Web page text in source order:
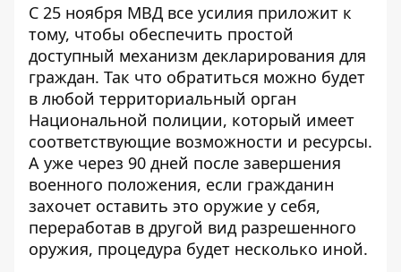
С 25 ноября МВД все усилия приложит к
тому, чтобы обеспечить простой
доступный механизм декларирования для
граждан. Так что обратиться можно будет
в любой территориальный орган
Национальной полиции, который имеет
соответствующие возможности и ресурсы.
А уже через 90 дней после завершения
военного положения, если гражданин
захочет оставить это оружие у себя,
переработав в другой вид разрешенного
оружия, процедура будет несколько иной.